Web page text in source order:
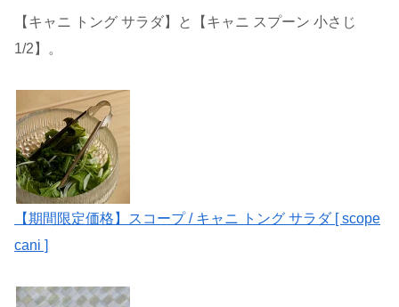
【キャニ トング サラダ】と【キャニ スプーン 小さじ
1/2】。
【期間限定価格】スコープ / キャニ トング サラダ [ scope
cani ]